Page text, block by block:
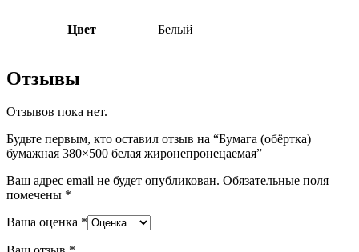
Цвет Белый
Отзывы
Отзывов пока нет.
Будьте первым, кто оставил отзыв на “Бумага (обёртка)
бумажная 380×500 белая жиронепронецаемая”
Ваш адрес email не будет опубликован. Обязательные поля
помечены *
Ваша оценка *